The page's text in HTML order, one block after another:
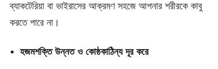
ব্যাকটেরিয়া বা ভাইরাসের আক্রমণ সহজে আপনার শরীরকে কাবু
করতে পারে না।
হজমশক্তি উন্নত ও কোষ্ঠকাঠিন্য দূর করে